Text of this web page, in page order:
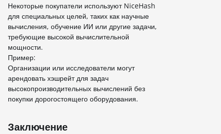
Некоторые покупатели используют NiceHash
для специальных целей, таких как научные
вычисления, обучение ИИ или другие задачи,
требующие высокой вычислительной
мощности.
Пример:
Организации или исследователи могут
арендовать хэшрейт для задач
высокопроизводительных вычислений без
покупки дорогостоящего оборудования.
Заключение